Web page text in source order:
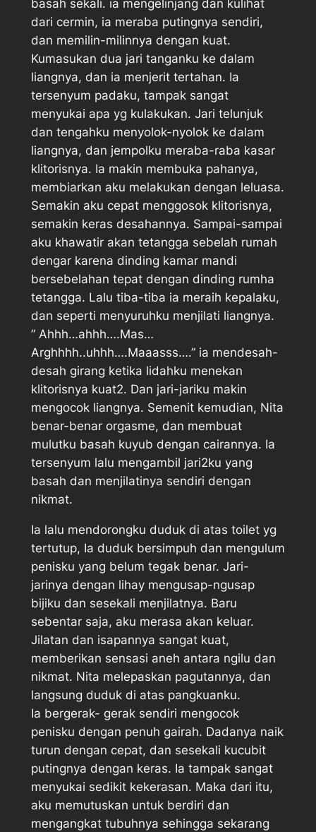
basah sekali. ia mengelinjang dan kulihat
dari cermin, ia meraba putingnya sendiri,
dan memilin-milinnya dengan kuat.
Kumasukan dua jari tanganku ke dalam
liangnya, dan ia menjerit tertahan. Ia
tersenyum padaku, tampak sangat
menyukai apa yg kulakukan. Jari telunjuk
dan tengahku menyolok-nyolok ke dalam
liangnya, dan jempolku meraba-raba kasar
klitorisnya. Ia makin membuka pahanya,
membiarkan aku melakukan dengan leluasa.
Semakin aku cepat menggosok klitorisnya,
semakin keras desahannya. Sampai-sampai
aku khawatir akan tetangga sebelah rumah
dengar karena dinding kamar mandi
bersebelahan tepat dengan dinding rumha
tetangga. Lalu tiba-tiba ia meraih kepalaku,
dan seperti menyuruhku menjilati liangnya.
” Ahhh…ahhh….Mas…
Arghhhh..uhhh….Maaasss….” ia mendesah-
desah girang ketika lidahku menekan
klitorisnya kuat2. Dan jari-jariku makin
mengocok liangnya. Semenit kemudian, Nita
benar-benar orgasme, dan membuat
mulutku basah kuyub dengan cairannya. Ia
tersenyum lalu mengambil jari2ku yang
basah dan menjilatinya sendiri dengan
nikmat.
Ia lalu mendorongku duduk di atas toilet yg
tertutup, Ia duduk bersimpuh dan mengulum
penisku yang belum tegak benar. Jari-
jarinya dengan lihay mengusap-ngusap
bijiku dan sesekali menjilatnya. Baru
sebentar saja, aku merasa akan keluar.
Jilatan dan isapannya sangat kuat,
memberikan sensasi aneh antara ngilu dan
nikmat. Nita melepaskan pagutannya, dan
langsung duduk di atas pangkuanku.
Ia bergerak- gerak sendiri mengocok
penisku dengan penuh gairah. Dadanya naik
turun dengan cepat, dan sesekali kucubit
putingnya dengan keras. Ia tampak sangat
menyukai sedikit kekerasan. Maka dari itu,
aku memutuskan untuk berdiri dan
mengangkat tubuhnya sehingga sekarang